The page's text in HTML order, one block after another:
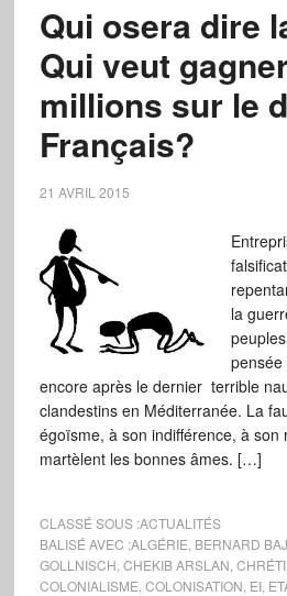
Qui osera dire
Qui veut
millions sur le
Français?
21 AVRIL 2015
la
encore après le dernier terrible
clandestins en Méditerranée. La
égoïsme, à son indifférence, à son
martèlent les bonnes âmes. […]
CLASSÉ SOUS :ACTUALITÉS
BALISÉ AVEC :ALGÉRIE BERNARD
GOLLNISCH CHEKIB ARSLAN
COLONIALISME COLONISATION EI,